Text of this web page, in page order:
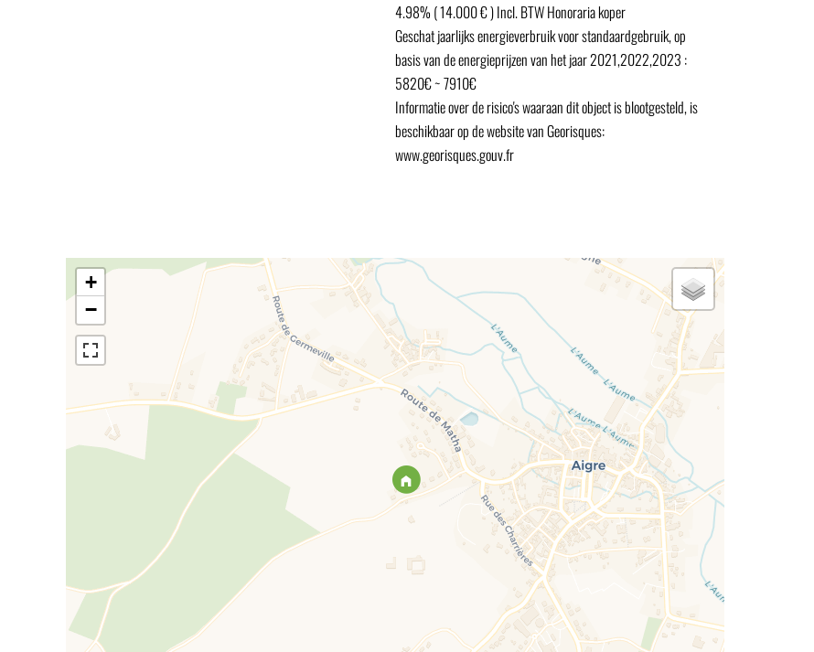
4.98% ( 14.000 € ) Incl. BTW Honoraria koper
Geschat jaarlijks energieverbruik voor standaardgebruik, op
basis van de energieprijzen van het jaar 2021,2022,2023 :
5820€ ~ 7910€
Informatie over de risico's waaraan dit object is blootgesteld, is
beschikbaar op de website van Georisques:
www.georisques.gouv.fr
+
−